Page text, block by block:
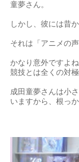
童夢さん。
しかし、彼には昔
それは「アニメの
かなり意外ですよ
競技とは全くの対
成田童夢さんは小
いますから、根っ